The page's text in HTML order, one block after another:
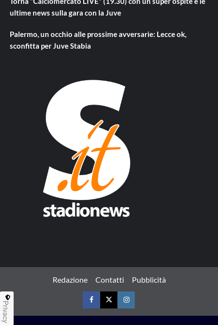
ultime news sulla gara con la Juve
Palermo, un occhio alle prossime avversarie: Lecce ok,
sconfitta per Juve Stabia
Redazione Contatti Pubblicità
FacebookTwitterInstagram
Privacy